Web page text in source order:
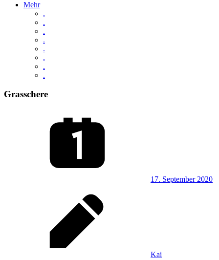
Mehr
.
.
.
.
.
.
.
.
Grasschere
17. September 2020
Kai